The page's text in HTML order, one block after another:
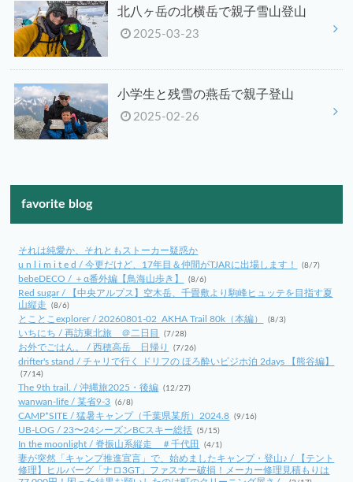
北八ヶ岳の北横岳で親子雪山登山
2025-03-23
小学生と残雪の燕岳で親子登山
2025-02-26
favorite blog
それは純愛か、それともストーカー疑惑か
u n l i m i t e d / 今更だけど、17年目＆仲間がTJARに出場します！
(8/7)
bebeDECO / ＋α番外編【鳥海山歩き】 (8/6)
Red sugar / 【中央アルプス】空木岳、千畳敷より駒峰ヒュッテを目指す夏
山縦走
(8/6)
とことこexplorer / 20260801-02_AKHA Trail 80k（本編） (8/3)
いちにち / 再訪東北旅 ＠二日目 (7/28)
お外でごはん。 / 西穂高岳 日帰り (7/26)
drifter's stand / チャリで行く ドリフの ほろ酔いビジホ泊 2days 【熊谷編】
(7/14)
The 9th trail. / 沖縄旅2025・後編 (12/27)
wanwan-life / 某省9-3 (6/8)
CAMP*SITE / 猛暑キャンプ（千葉県某所）2024.8 (9/16)
UB-LOG / 23〜24シーズンBCスキー総括 (5/15)
In the moonlight / 脊振山系縦走 ＃千代田 (4/1)
妻が突然「キャンプ推進宣言」で、始めましたキャンプ・登山♪ / 【テント
修理】ヒルバーグ「ナロ3GT」ファスナー破損！メーカー修理見積もりは